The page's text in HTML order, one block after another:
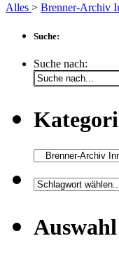
Alles > Brenner-Archiv
Suche:
Suche nach: